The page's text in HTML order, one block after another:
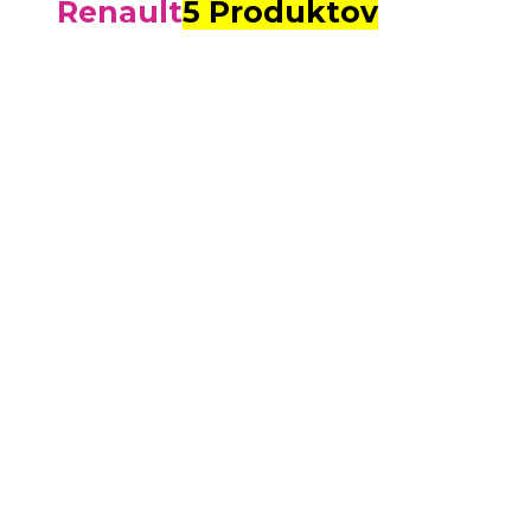
Renault5 Produktov